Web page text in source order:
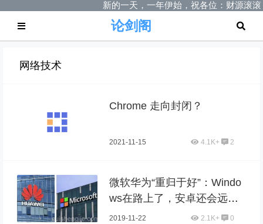
新的一天，一年伊始，祝各位：财源滚
论剑阁
网络技术
Chrome 走向封闭？
2021-11-15 4.1K+ 2
微软华为“重归于好”：Windo
ws在路上了，安卓还会远
吗？
2019-11-22 2.1K+ 0